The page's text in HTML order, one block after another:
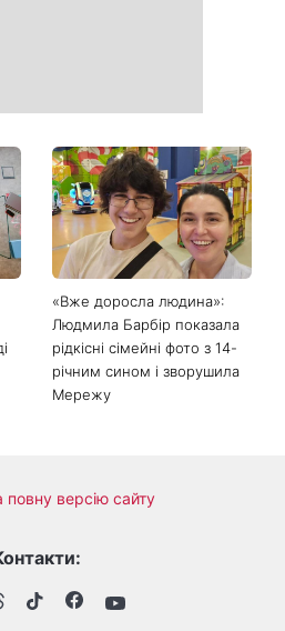
«Вже доросла людина»:
Людмила Барбір показала
рідкісні сімейні фото з 14-
річним сином і зворушила
Мережу
повну версію сайту